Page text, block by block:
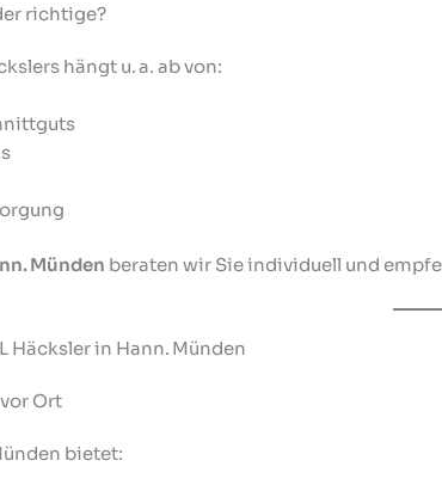
richtige?
hängt u. a. ab von:
Münden beraten wir Sie individuell und
Häcksler in Hann. Münden
Ort
bietet: